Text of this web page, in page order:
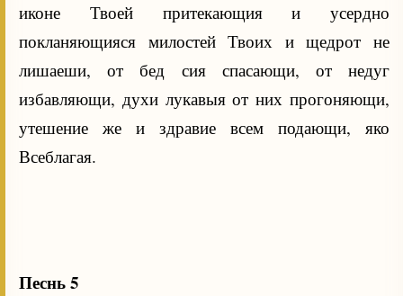
иконе Твоей притекающия и усердно
покланяющияся милостей Твоих и щедрот не
лишаеши, от бед сия спасающи, от недуг
избавляющи, духи лукавыя от них прогоняющи,
утешение же и здравие всем подающи, яко
Всеблагая.
Песнь 5